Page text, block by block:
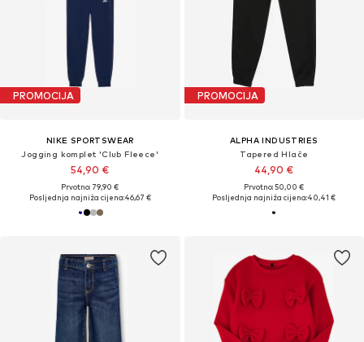
PROMOCIJA
NIKE SPORTSWEAR
Jogging komplet 'Club Fleece'
54,90 €
Prvotno: 79,90 €
Posljednja najniža cijena:46,67 €
PROMOCIJA
ALPHA INDUSTRIES
Tapered Hlače
44,90 €
Prvotno: 50,00 €
Posljednja najniža cijena:40,41 €